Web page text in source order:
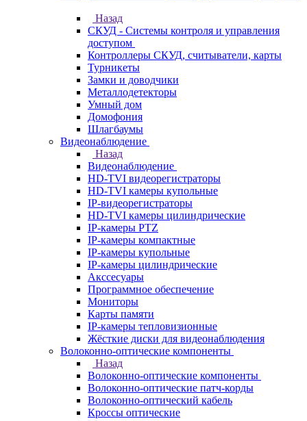
Назад
СКУД - Системы контроля и управления
доступом
Контроллеры СКУД, считыватели, карты
Турникеты
Замки и доводчики
Металлодетекторы
Умный дом
Домофония
Шлагбаумы
Видеонаблюдение
Назад
Видеонаблюдение
HD-TVI видеорегистраторы
HD-TVI камеры купольные
IP-видеорегистраторы
HD-TVI камеры цилиндрические
IP-камеры PTZ
IP-камеры компактные
IP-камеры купольные
IP-камеры цилиндрические
Акссесуары
Программное обеспечение
Мониторы
Карты памяти
IP-камеры тепловизионные
Жёсткие диски для видеонаблюдения
Волоконно-оптические компоненты
Назад
Волоконно-оптические компоненты
Волоконно-оптические патч-корды
Волоконно-оптический кабель
Кроссы оптические